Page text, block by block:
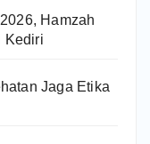
Hamzah
Kediri
Jaga Etika